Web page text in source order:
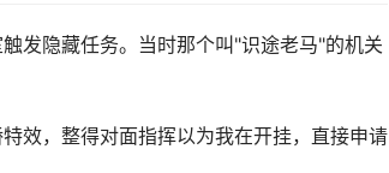
发隐藏任务。当时那个叫"识途老马"的机关
效，整得对面指挥以为我在开挂，直接申请